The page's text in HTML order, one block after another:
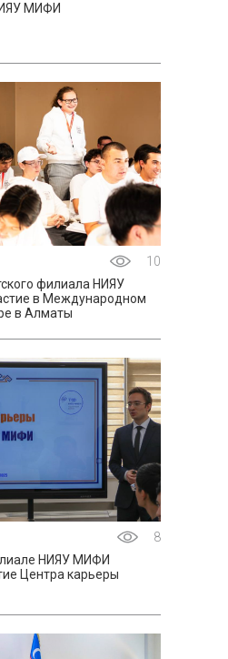
МИФИ
10
филиала НИЯУ
в Международном
в Алматы
8
НИЯУ МИФИ
Центра карьеры